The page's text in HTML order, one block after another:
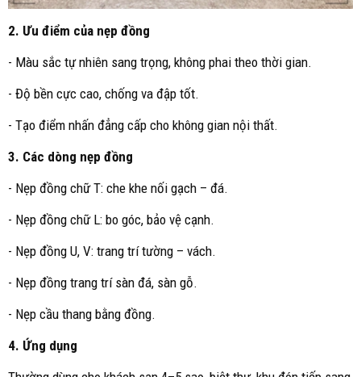
2. Ưu điểm của nẹp đồng
- Màu sắc tự nhiên sang trọng, không phai theo thời gian.
- Độ bền cực cao, chống va đập tốt.
- Tạo điểm nhấn đẳng cấp cho không gian nội thất.
3. Các dòng nẹp đồng
- Nẹp đồng chữ T: che khe nối gạch – đá.
- Nẹp đồng chữ L: bo góc, bảo vệ cạnh.
- Nẹp đồng U, V: trang trí tường – vách.
- Nẹp đồng trang trí sàn đá, sàn gỗ.
- Nẹp cầu thang bằng đồng.
4. Ứng dụng